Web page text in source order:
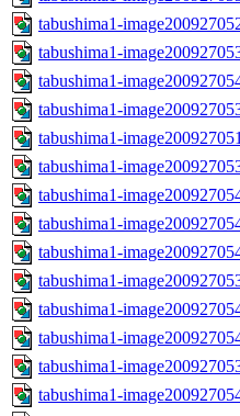
tabushima1-
tabushima1-
tabushima1-
tabushima1-
tabushima1-
tabushima1-
tabushima1-
tabushima1-
tabushima1-
tabushima1-
tabushima1-
tabushima1-
tabushima1-
tabushima1-